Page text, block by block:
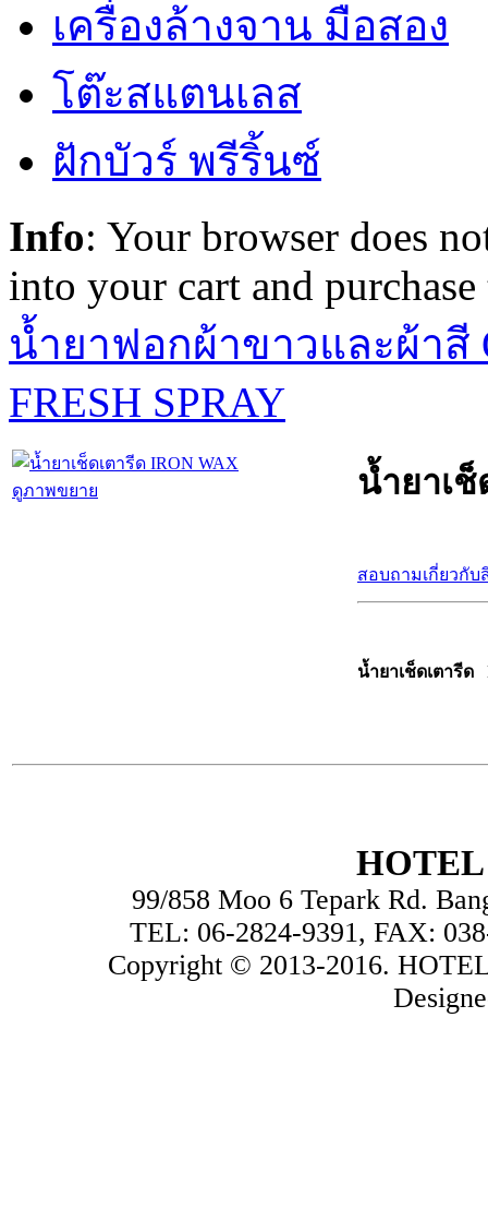
เครื่องล้างจาน มือสอง
โต๊ะสแตนเลส
ฝักบัวร์ พรีริ้นซ์
Info: Your browser does
into your cart and
น้ำยาฟอกผ้าขาวและผ้าสี
FRESH SPRAY
ดูภาพขยาย น้ำยาเช็
สอบถามเกี่ยวกับ
น้ำยาเช็ดเตารี
HOTEL
99/858 Moo 6 Tepark Rd.
TEL: 06-2824-9391, FAX:
Copyright © 2013-2016.